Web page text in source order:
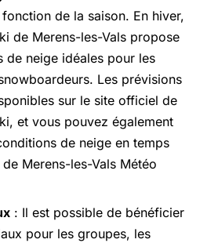
de la saison. En hiver,
de Merens-les-Vals propose
de neige idéales pour les
Les prévisions
sur le site officiel de
et vous pouvez également
de neige en temps
Merens-les-Vals Météo
: Il est possible de bénéficier
pour les groupes, les